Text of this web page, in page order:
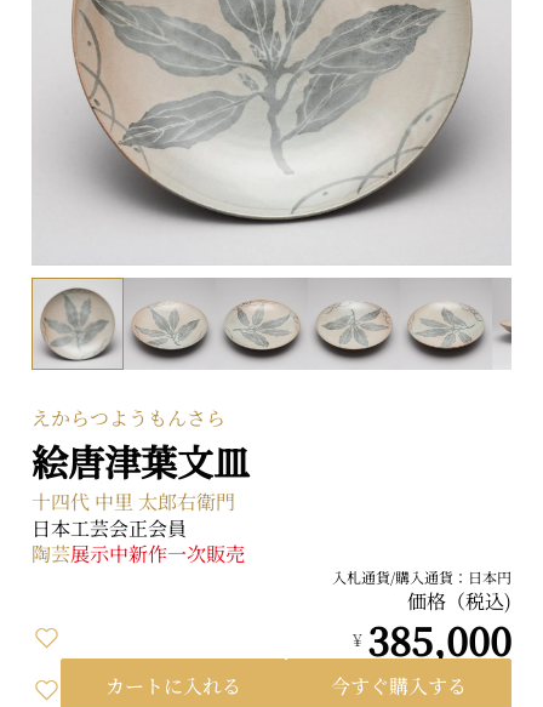
株式会社ARTerrace
〒104-0031 東京都中央区京橋二丁目2番1号
ARTerraceとは プライバシーポリシー
えからつようもんさら
絵唐津葉文皿
十四代 中里 太郎右衛門
日本工芸会正会員
陶芸展示中新作一次販売
入札通貨/購入通貨：日本円
価格（税込)
¥ 385,000
カートに入れる 今すぐ購入する